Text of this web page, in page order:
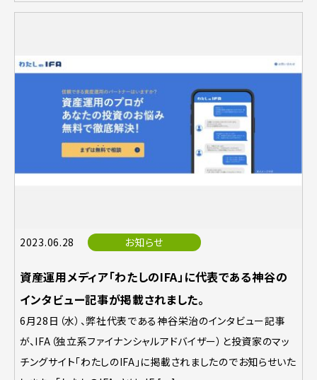
2023.06.28 お知らせ
資産運用メディア「わたしのIFA」に代表である神谷の
インタビュー記事が掲載されました。
6月28日（水）、弊社代表である神谷栄治のインタビュー記事
が、IFA（独立系ファイナンシャルアドバイザー）と投資家のマッ
チングサイト「わたしのIFA」に掲載されましたのでお知らせいた